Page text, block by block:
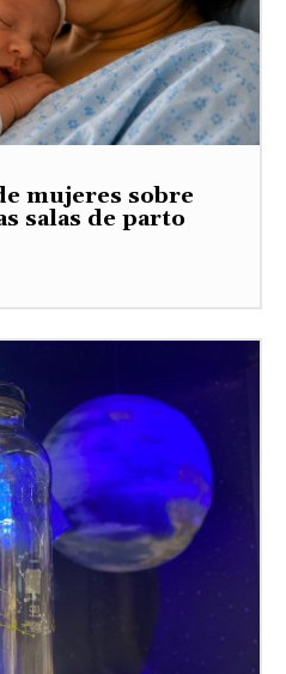
mujeres sobre
salas de parto